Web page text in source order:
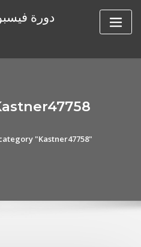
دورة
"Kastner47758"